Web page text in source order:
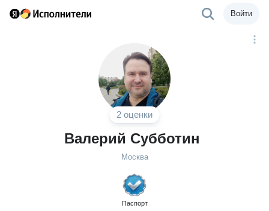
Войти
2 оценки
Валерий Субботин
Москва
Паспорт